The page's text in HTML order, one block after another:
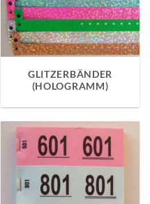
GLITZERBÄNDER
(HOLOGRAMM)